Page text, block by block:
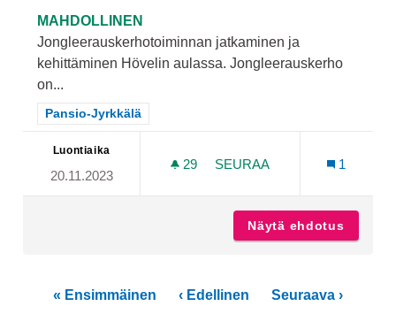
MAHDOLLINEN
Jongleerauskerhotoiminnan jatkaminen ja
kehittäminen Hövelin aulassa. Jongleerauskerho
on...
Rajaa tulokset teeman mukaan: Pansio-Jyrkkälä
Pansio-Jyrkkälä
Luontiaika
20.11.2023
29 29 SEURAAJAA
SEURAA
1
Näytä ehdotus
« Ensimmäinen ‹ Edellinen
Seuraava ›